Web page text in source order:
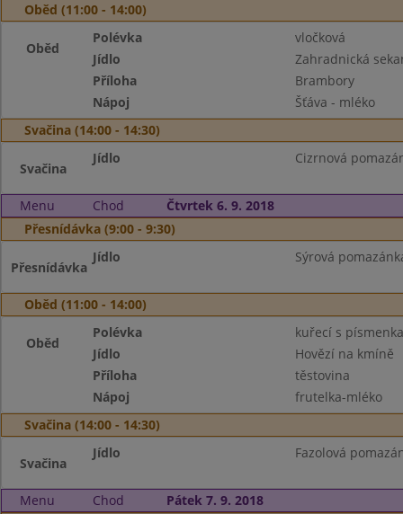
Oběd (11:00 - 14:00)
Oběd
Polévka
vločková
Jídlo
Zahradnická
Příloha
Brambory
Nápoj
Šťáva - mléko
Svačina (14:00 - 14:30)
Svačina
Jídlo Cizrnová
Menu Chod
Čtvrtek 6. 9. 2018
Přesnídávka (9:00 - 9:30)
Přesnídávka
Jídlo Sýrová
Oběd (11:00 - 14:00)
Oběd
Polévka
kuřecí s
Jídlo
Hovězí na kmíně
Příloha
těstovina
Nápoj
frutelka-mléko
Svačina (14:00 - 14:30)
Svačina
Jídlo Fazolová
Menu Chod
Pátek 7. 9. 2018